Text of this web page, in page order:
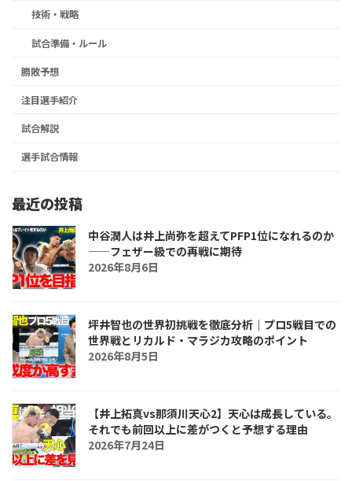
技術・戦略
試合準備・ルール
勝敗予想
注目選手紹介
試合解説
選手試合情報
最近の投稿
中谷潤人は井上尚弥を超えてPFP1位になれるのか
――フェザー級での再戦に期待
2026年8月6日
坪井智也の世界初挑戦を徹底分析｜プロ5戦目での
世界戦とリカルド・マラジカ攻略のポイント
2026年8月5日
【井上拓真vs那須川天心2】天心は成長している。
それでも前回以上に差がつくと予想する理由
2026年7月24日